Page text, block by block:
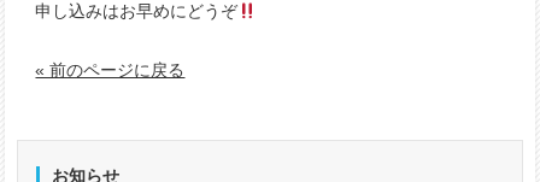
申し込みはお早めにどうぞ
« 前のページに戻る
お知らせ